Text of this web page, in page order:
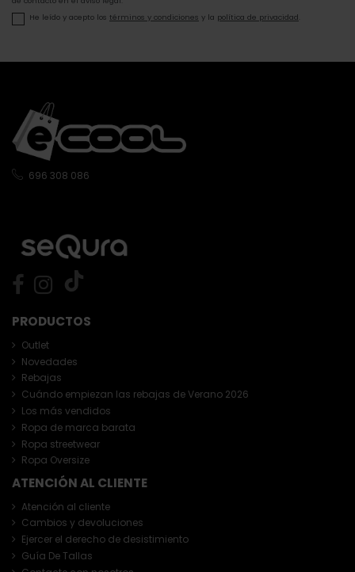
He leído y acepto los términos y condiciones y la política de privacidad
PRODUCTOS
Outlet
Novedades
Rebajas
Cuándo empiezan las rebajas de Verano 2026
Los más vendidos
Ropa de marca barata
Ropa streetwear
Ropa Oversize
ATENCIÓN AL CLIENTE
Atención al cliente
Cambios y devoluciones
Ejercer el derecho de desistimiento
Guía De Tallas
696 308 086